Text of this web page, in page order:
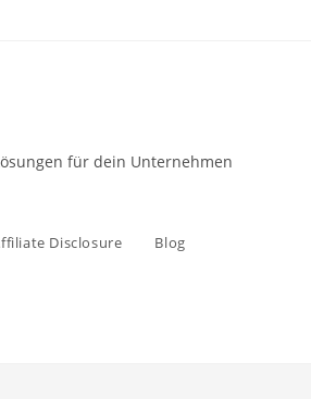
für dein Unternehmen
Disclosure Blog